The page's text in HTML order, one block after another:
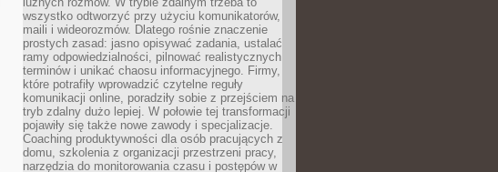
wszystko odtworzyć przy użyciu komunikatorów,
maili i wideorozmów. Dlatego rośnie znaczenie
prostych zasad: jasno opisywać zadania, ustalać
ramy odpowiedzialności, pilnować realistycznych
terminów i unikać chaosu informacyjnego. Firmy,
które potrafiły wprowadzić czytelne reguły
komunikacji online, poradziły sobie z przejściem na
tryb zdalny dużo lepiej. W połowie tej transformacji
pojawiły się także nowe zawody i specjalizacje.
Coaching produktywności dla osób pracujących z
domu, szkolenia z organizacji przestrzeni pracy,
narzędzia do monitorowania czasu i postępów w